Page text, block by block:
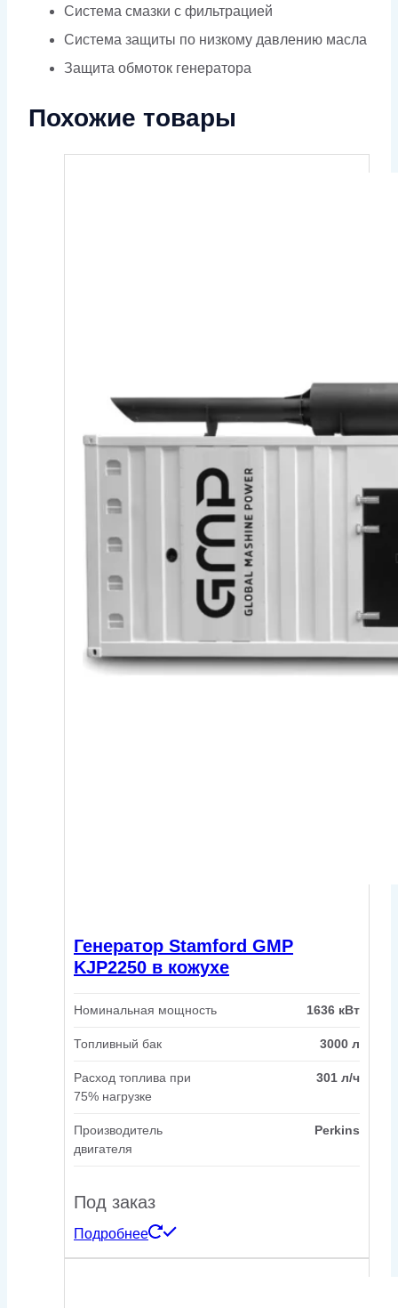
Система смазки с фильтрацией
Система защиты по низкому давлению масла
Защита обмоток генератора
Похожие товары
Генератор Stamford GMP
KJP2250 в кожухе
Номинальная мощность 1636 кВт
Топливный бак 3000 л
Расход топлива при
75% нагрузке
301 л/ч
Производитель
двигателя
Perkins
Под заказ
Подробнее